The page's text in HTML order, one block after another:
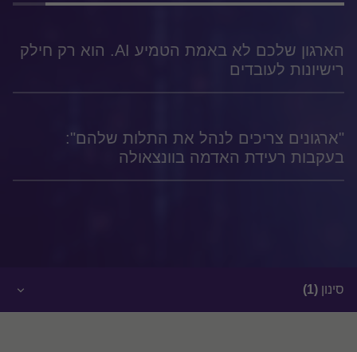
הארגון שלכם לא באמת הטמיע AI. הוא רק חילק
רישיונות לעובדים
"ארגונים צריכים לנהל את התלות שלהם":
בעקבות רעידת האדמה בוונצאולה
סינון (1)